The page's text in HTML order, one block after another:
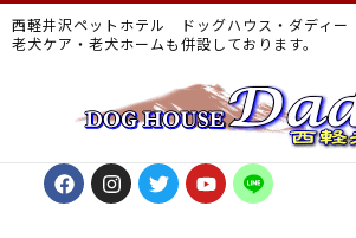
西軽井沢ペットホテル ドッグハウス・ダディー
老犬ケア・老犬ホームも併設しております。